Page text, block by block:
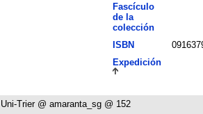
Fascículo
de la
colección
ISBN
Expedición
Uni-Trier @ amaranta_sg @ 152